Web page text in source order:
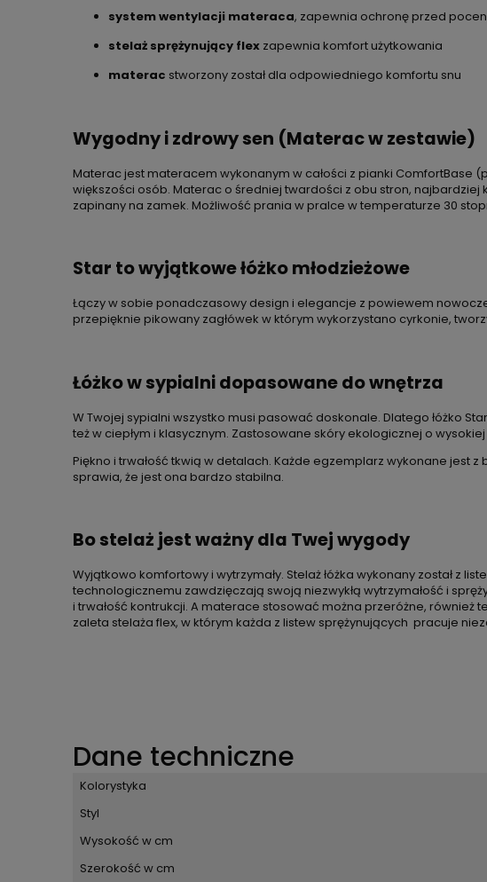
system wentylacji materaca, zapewnia ochronę przed
stelaż sprężynujący flex zapewnia komfort użytkowania
materac stworzony został dla odpowiedniego komfortu snu
Wygodny i zdrowy sen (Materac w zestawie)
Materac jest materacem wykonanym w całości z pianki ComfortBase
większości osób. Materac o średniej twardości z obu stron,
zapinany na zamek. Możliwość prania w pralce w temperaturze 30
Star to wyjątkowe łóżko młodzieżowe
Łączy w sobie ponadczasowy design i elegancje z powiewem
przepięknie pikowany zagłówek w którym wykorzystano cyrkonie,
Łóżko w sypialni dopasowane do wnętrza
W Twojej sypialni wszystko musi pasować doskonale. Dlatego łóżko
też w ciepłym i klasycznym. Zastosowane skóry ekologicznej o
Piękno i trwałość tkwią w detalach. Każde egzemplarz wykonane jest
sprawia, że jest ona bardzo stabilna.
Bo stelaż jest ważny dla Twej wygody
Wyjątkowo komfortowy i wytrzymały. Stelaż łóżka wykonany został z
technologicznemu zawdzięczają swoją niezwykłą wytrzymałość i
i trwałość kontrukcji. A materace stosować można przeróżne,
zaleta stelaża flex, w którym każda z listew sprężynujących pracuje
Dane techniczne
Kolorystyka
Styl
Wysokość w cm
Szerokość w cm